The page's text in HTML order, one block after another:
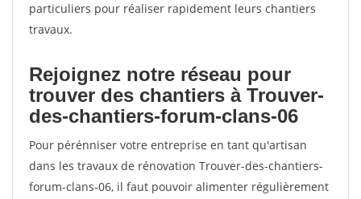
particuliers pour réaliser rapidement leurs chantiers
travaux.
Rejoignez notre réseau pour
trouver des chantiers à Trouver-
des-chantiers-forum-clans-06
Pour pérénniser votre entreprise en tant qu'artisan
dans les travaux de rénovation Trouver-des-chantiers-
forum-clans-06, il faut pouvoir alimenter régulièrement